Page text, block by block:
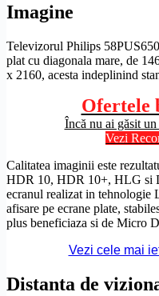
Imagine
Televizorul Philips
plat cu diagonala mare, de
x 2160, acesta indeplinind
Ofertele
Încă nu ai găsit un
Vezi
Calitatea imaginii este
HDR 10, HDR 10+, HLG si
ecranul realizat in tehnologie
afisare pe ecrane plate,
plus beneficiaza si de Micro
Vezi cele mai
Distanta de